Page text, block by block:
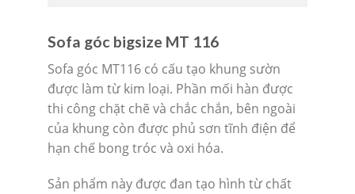
Sofa góc bigsize MT 116
Sofa góc MT116 có cấu tạo khung sườn
được làm từ kim loại. Phần mối hàn được
thi công chặt chẽ và chắc chắn, bên ngoài
của khung còn được phủ sơn tĩnh điện để
hạn chế bong tróc và oxi hóa.
Sản phẩm này được đan tạo hình từ chất